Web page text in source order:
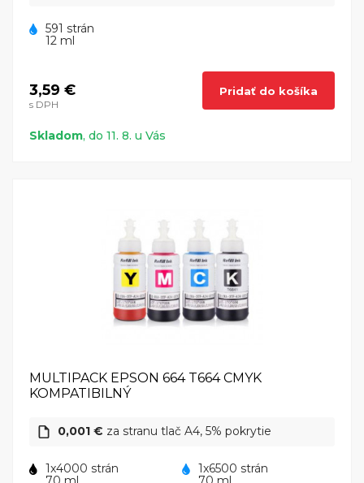
591 strán
12 ml
3,59 €
s DPH
Pridať do košíka
Skladom, do 11. 8. u Vás
MULTIPACK EPSON 664 T664 CMYK
KOMPATIBILNÝ
0,001 € za stranu tlač A4, 5% pokrytie
1x4000 strán
1x6500 strán